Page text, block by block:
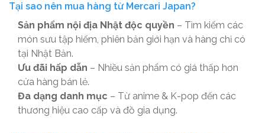
Tại sao nên mua hàng từ Mercari Japan?
Sản phẩm nội địa Nhật độc quyền – Tìm kiếm các
món sưu tập hiếm, phiên bản giới hạn và hàng chỉ có
tại Nhật Bản.
Ưu đãi hấp dẫn – Nhiều sản phẩm có giá thấp hơn
cửa hàng bán lẻ.
Đa dạng danh mục – Từ anime & K-pop đến các
thương hiệu cao cấp và đồ gia dụng.